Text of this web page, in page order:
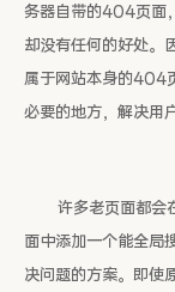
务器自带的404页面
却没有任何的好处。
属于网站本身的404
必要的地方，解决用
许多老页面都会
面中添加一个能全局
决问题的方案。即使